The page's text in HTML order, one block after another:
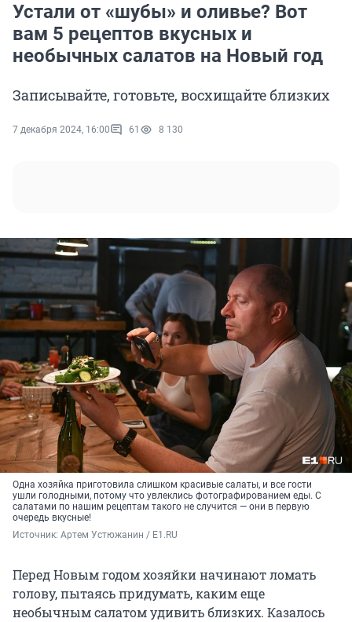
Устали от «шубы» и оливье? Вот
вам 5 рецептов вкусных и
необычных салатов на Новый год
Записывайте, готовьте, восхищайте близких
7 декабря 2024, 16:00 61 8 130
Одна хозяйка приготовила слишком красивые салаты, и все гости
ушли голодными, потому что увлеклись фотографированием еды. С
салатами по нашим рецептам такого не случится — они в первую
очередь вкусные!
Источник: Артем Устюжанин / E1.RU
Перед Новым годом хозяйки начинают ломать
голову, пытаясь придумать, каким еще
необычным салатом удивить близких. Казалось